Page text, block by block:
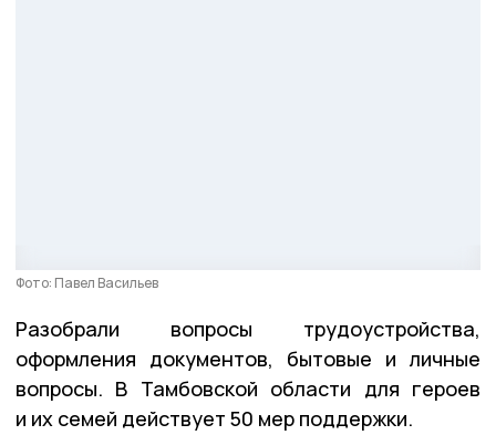
Фото: Павел Васильев
Разобрали вопросы трудоустройства,
оформления документов, бытовые и личные
вопросы. В Тамбовской области для героев
и их семей действует 50 мер поддержки.